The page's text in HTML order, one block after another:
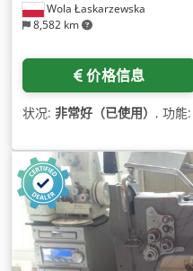
Wola Łaskarzewska
8,582 km
价格信息
状况: 非常好（已使用） , 功能: